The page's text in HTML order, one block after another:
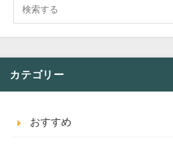
カテゴリー
おすすめ